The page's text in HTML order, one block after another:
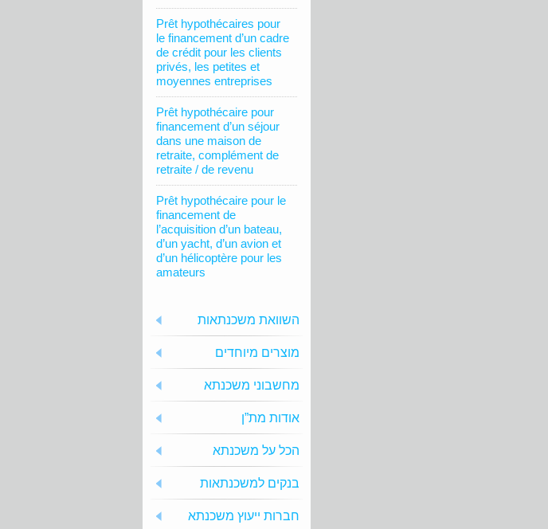
Prêt hypothécaires pour
le financement d’un cadre
de crédit pour les clients
privés, les petites et
moyennes entreprises
Prêt hypothécaire pour
financement d’un séjour
dans une maison de
retraite, complément de
retraite / de revenu
Prêt hypothécaire pour le
financement de
l’acquisition d’un bateau,
d’un yacht, d’un avion et
d’un hélicoptère pour les
amateurs
השוואת משכנתאות
מוצרים מיוחדים
מחשבוני משכנתא
אודות מת”ן
הכל על משכנתא
בנקים למשכנתאות
חברות ייעוץ משכנתא